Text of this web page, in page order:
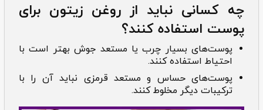
چه کسانی نباید از روغن زیتون برای
پوست استفاده کنند؟
پوست‌های بسیار چرب یا مستعد جوش بهتر است با
احتیاط استفاده کنند.
پوست‌های حساس و مستعد قرمزی نباید آن را با
ترکیبات دیگر مخلوط کنند.